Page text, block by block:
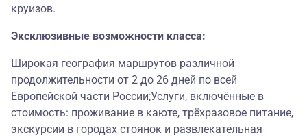
круизов.
Эксклюзивные возможности класса:
Широкая география маршрутов различной
продолжительности от 2 до 26 дней по всей
Европейской части России;Услуги, включённые в
стоимость: проживание в каюте, трёхразовое питание,
экскурсии в городах стоянок и развлекательная